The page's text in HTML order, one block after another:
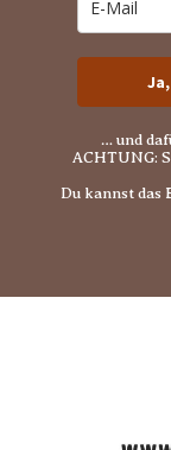
… und
ACHTUNG:
Du kannst das